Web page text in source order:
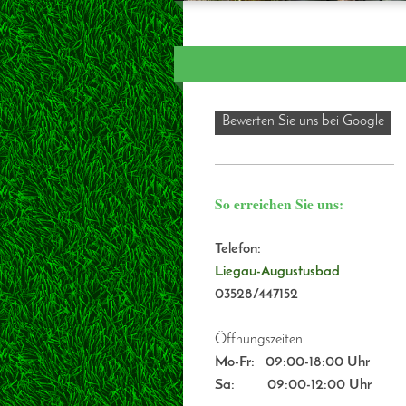
Bewerten Sie uns bei Google
So erreichen Sie uns:
Telefon:
Liegau-Augustusbad
03528/447152
Öffnungszeiten
Mo-Fr: 09:00-18:00 Uhr
Sa: 09:00-12:00 Uhr